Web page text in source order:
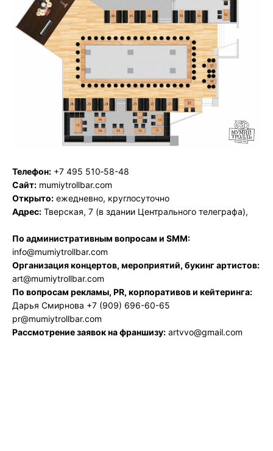
Телефон: +7 495 510‑58-48
Сайт: mumiytrollbar.com
Открыто: ежедневно, круглосуточно
Адрес: Тверская, 7 (в здании Центрального телеграфа),
По административным вопросам и SMM:
info@mumiytrollbar.com
Организация концертов, мероприятий, букинг артистов:
art@mumiytrollbar.com
По вопросам рекламы, PR, корпоративов и кейтеринга:
Дарья Смирнова +7 (909) 696-60-65
pr@mumiytrollbar.com
Рассмотрение заявок на франшизу: artvvo@gmail.com